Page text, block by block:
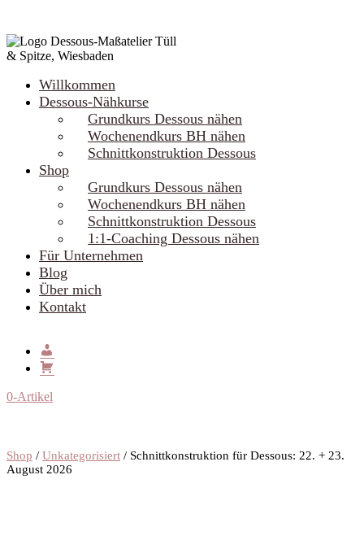
Willkommen
Dessous-Nähkurse
Grundkurs Dessous nähen
Wochenendkurs BH nähen
Schnittkonstruktion Dessous
Shop
Grundkurs Dessous nähen
Wochenendkurs BH nähen
Schnittkonstruktion Dessous
1:1-Coaching Dessous nähen
Für Unternehmen
Blog
Über mich
Kontakt
0-Artikel
Shop / Unkategorisiert / Schnittkonstruktion für Dessous: 22. + 23.
August 2026